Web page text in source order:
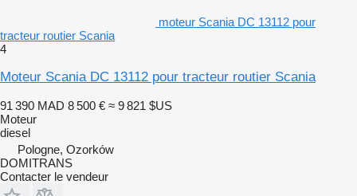
moteur Scania DC 13112 pour
tracteur routier Scania
4
Moteur Scania DC 13112 pour tracteur routier Scania
91 390 MAD 8 500 € ≈ 9 821 $US
Moteur
diesel
Pologne, Ozorków
DOMITRANS
Contacter le vendeur